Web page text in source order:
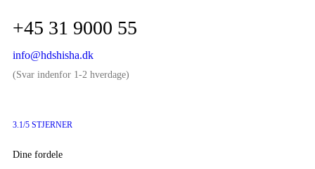
+45 31 9000 55
info@hdshisha.dk
(Svar indenfor 1-2 hverdage)
3.1/5 STJERNER
Dine fordele